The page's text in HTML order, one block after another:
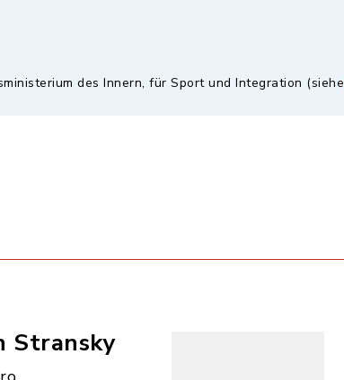
des Innern, für Sport und Integration (siehe
Stransky